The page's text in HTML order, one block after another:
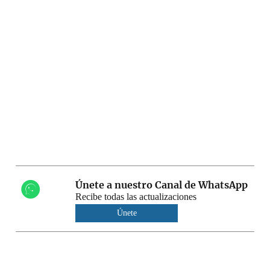
Únete a nuestro Canal de WhatsApp
Recibe todas las actualizaciones
Únete